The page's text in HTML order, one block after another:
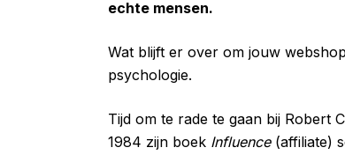
echte mensen.
Wat blijft er over om jouw
psychologie.
Tijd om te rade te gaan bij Robert
1984 zijn boek Influence (affiliate)